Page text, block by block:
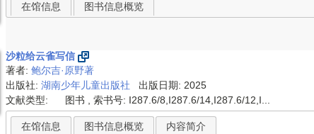
在馆信息 图书信息概览
沙粒给云雀写信
著者:鲍尔吉·原野著
出版社:湖南少年儿童出版社
出版日期: 2025
文献类型:
图书 , 索书号: I287.6/8,I287.6/14,I287.6/12,I...
在馆信息 图书信息概览 内容简介